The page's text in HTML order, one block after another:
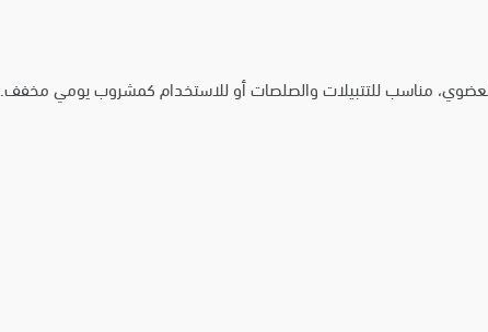
مناسب للتتبيلات والصلصات أو للاستخدام كمشروب يومي مخفف.